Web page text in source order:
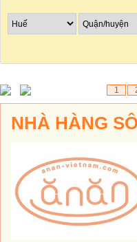
1
NHÀ HÀNG